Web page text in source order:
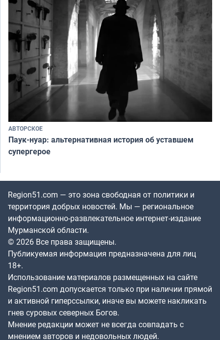
АВТОРСКОЕ
Паук-нуар: альтернативная история об уставшем
супергерое
Region51.com — это зона свободная от политики и
территория добрых новостей. Мы — региональное
информационно-развлекательное интернет-издание
Мурманской области.
© 2026 Все права защищены.
Публикуемая информация предназначена для лиц
18+.
Использование материалов размещенных на сайте
Region51.com допускается только при наличии прямой
и активной гиперссылки, иначе вы можете накликать
гнев суровых северных Богов.
Мнение редакции может не всегда совпадать с
мнением авторов и недовольных людей.